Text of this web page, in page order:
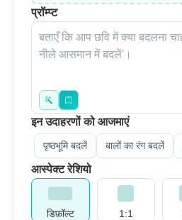
प्रॉम्प्ट
इन उदाहरणों को आजमाएं
पृष्ठभूमि बदलें बालों का रंग बदलें
आस्पेक्ट रेशियो
डिफ़ॉल्ट 1:1